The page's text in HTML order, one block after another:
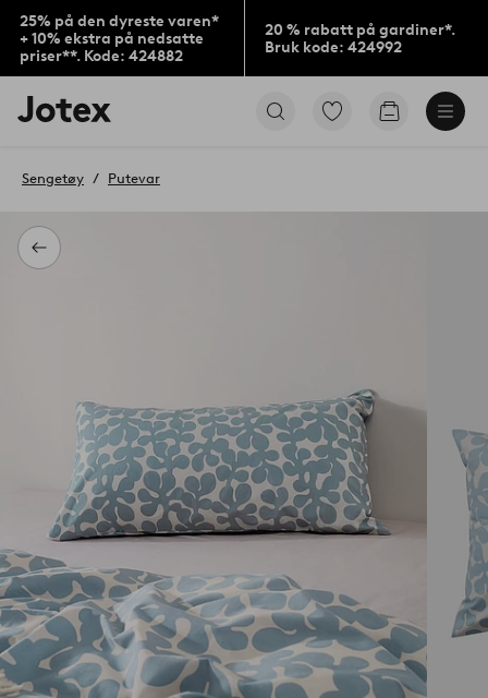
25% på den dyreste varen*
+ 10% ekstra på nedsatte
priser**. Kode: 424882
20 % rabatt på gardiner*.
Bruk kode: 424992
Jotex’
logo
til
Gå
Gå
Tilbake
Sengetøy Putevar